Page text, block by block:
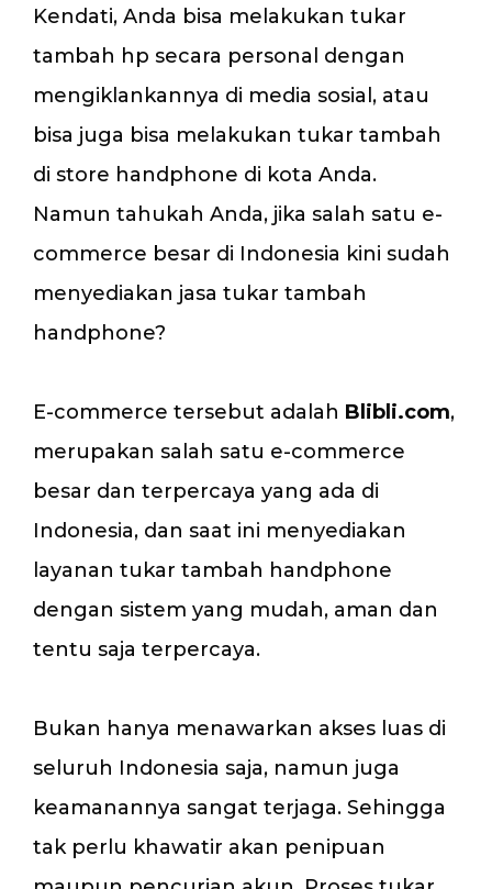
Kendati, Anda bisa melakukan tukar
tambah hp secara personal dengan
mengiklankannya di media sosial, atau
bisa juga bisa melakukan tukar tambah
di store handphone di kota Anda.
Namun tahukah Anda, jika salah satu e-
commerce besar di Indonesia kini sudah
menyediakan jasa tukar tambah
handphone?
E-commerce tersebut adalah Blibli.com,
merupakan salah satu e-commerce
besar dan terpercaya yang ada di
Indonesia, dan saat ini menyediakan
layanan tukar tambah handphone
dengan sistem yang mudah, aman dan
tentu saja terpercaya.
Bukan hanya menawarkan akses luas di
seluruh Indonesia saja, namun juga
keamanannya sangat terjaga. Sehingga
tak perlu khawatir akan penipuan